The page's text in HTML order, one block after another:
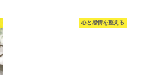
心と感情を整える